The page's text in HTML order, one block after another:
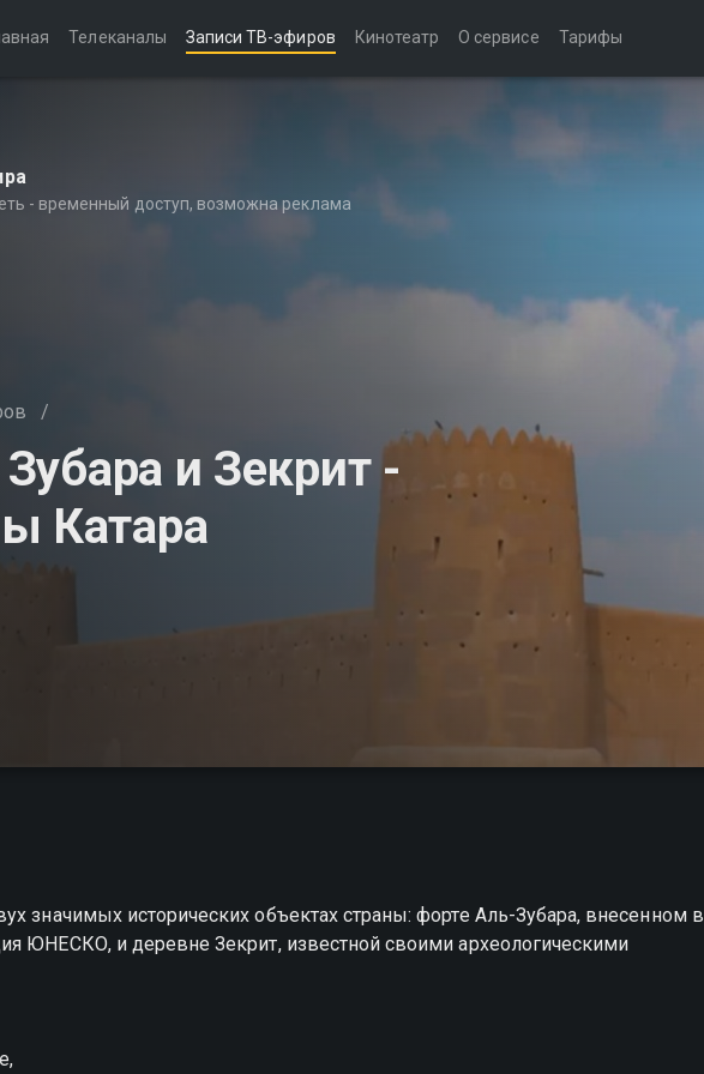
Телеканалы Записи ТВ-эфиров Кинотеатр О сервисе Тарифы
- временный доступ, возможна реклама
/
и Зекрит -
Катара
значимых исторических объектах страны: форте Аль-Зубара, внесенном в
ЮНЕСКО, и деревне Зекрит, известной своими археологическими